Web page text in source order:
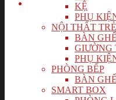
KỆ
PHỤ
NỘI THẤT
BÀN
GIƯỜNG
PHỤ
PHÒNG BẾP
BÀN
SMART BOX